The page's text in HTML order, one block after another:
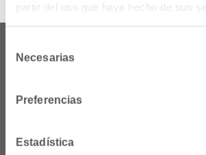
partir del uso que haya hecho de sus
Necesarias
Preferencias
Estadística